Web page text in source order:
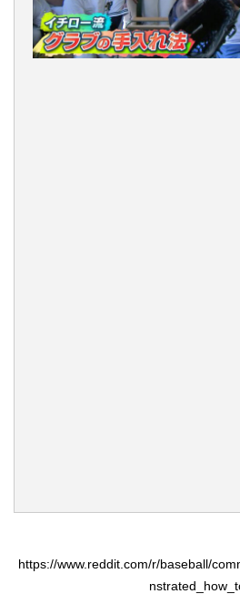
https://www.reddit.com/r/baseball/